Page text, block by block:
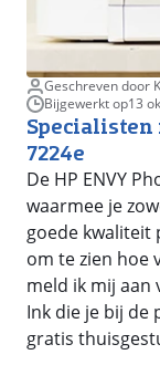
Geschreven door
Bijgewerkt op13
Specialisten
7224e
De HP ENVY
waarmee je
goede kwaliteit
om te zien hoe
meld ik mij aan
Ink die je bij de
gratis